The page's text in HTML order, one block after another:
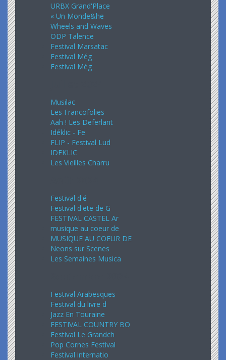
URBX Grand'Place
« Un Monde&he
Wheels and Waves
ODP Talence
Festival Marsatac
Festival Még
Festival Még
Musilac
Les Francofolies
Aah ! Les Deferlant
Idéklic - Fe
FLIP - Festival Lud
IDEKLIC
Les Vieilles Charru
Festival d'é
Festival d'ete de G
FESTIVAL CASTEL Ar
musique au coeur de
MUSIQUE AU COEUR DE
Neons sur Scenes
Les Semaines Musica
Festival Arabesques
Festival du livre d
Jazz En Touraine
FESTIVAL COUNTRY BO
Festival Le Grandch
Pop Cornes Festival
Festival internatio